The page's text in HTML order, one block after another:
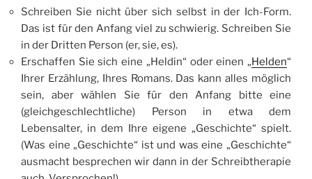
Schreiben Sie nicht über sich selbst in der Ich-Form.
Das ist für den Anfang viel zu schwierig. Schreiben Sie
in der Dritten Person (er, sie, es).
Erschaffen Sie sich eine „Heldin“ oder einen „Helden“
Ihrer Erzählung, Ihres Romans. Das kann alles möglich
sein, aber wählen Sie für den Anfang bitte eine
(gleichgeschlechtliche) Person in etwa dem
Lebensalter, in dem Ihre eigene „Geschichte“ spielt.
(Was eine „Geschichte“ ist und was eine „Geschichte“
ausmacht besprechen wir dann in der Schreibtherapie